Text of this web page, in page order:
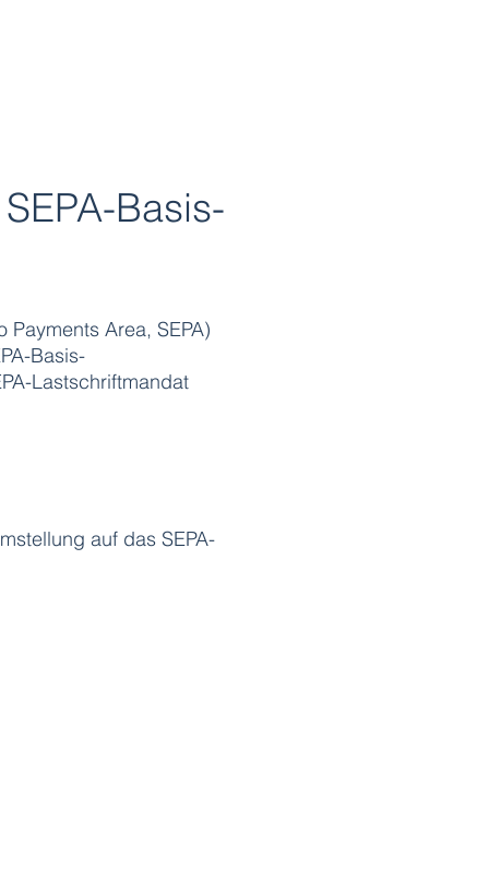
Basis-
Area, SEPA)
Basis-
Lastschriftmandat
auf das SEPA-